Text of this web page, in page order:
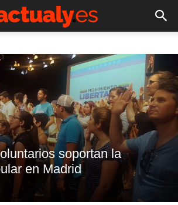
soportan la
en Madrid